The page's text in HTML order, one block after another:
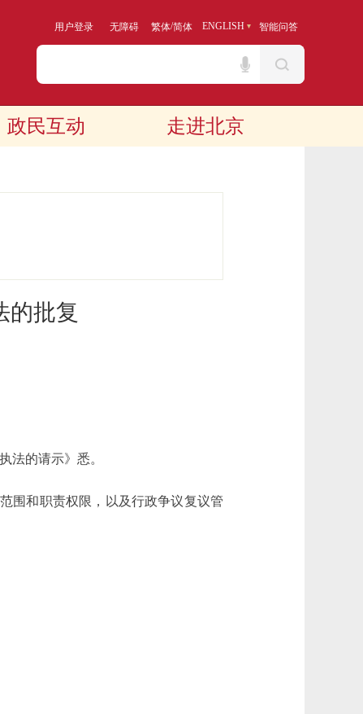
用户登录 无障碍 繁体/简体 ENGLISH 智能问答
政民互动 走进北京
的批复
法的请示》悉。
围和职责权限，以及行政争议复议管